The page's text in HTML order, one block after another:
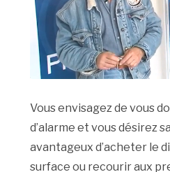
Vous envisagez de vous
d’alarme et vous désirez
avantageux d’acheter le
surface ou recourir aux